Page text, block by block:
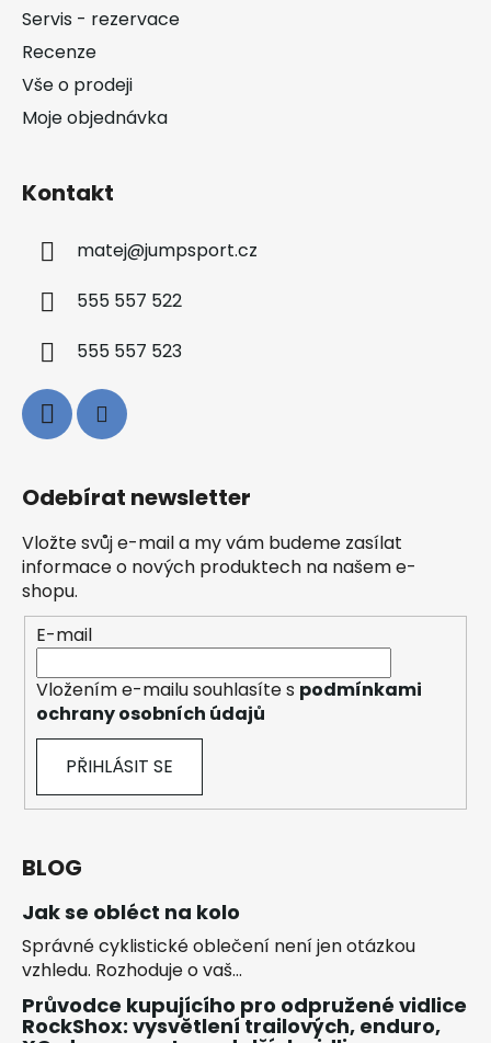
Servis - rezervace
Recenze
Vše o prodeji
Moje objednávka
Kontakt
matej@jumpsport.cz
555 557 522
555 557 523
Odebírat newsletter
Vložte svůj e-mail a my vám budeme zasílat
informace o nových produktech na našem e-
shopu.
E-mail
Vložením e-mailu souhlasíte s podmínkami
ochrany osobních údajů
PŘIHLÁSIT SE
BLOG
Jak se obléct na kolo
Správné cyklistické oblečení není jen otázkou
vzhledu. Rozhoduje o vaš...
Průvodce kupujícího pro odpružené vidlice
RockShox: vysvětlení trailových, enduro,